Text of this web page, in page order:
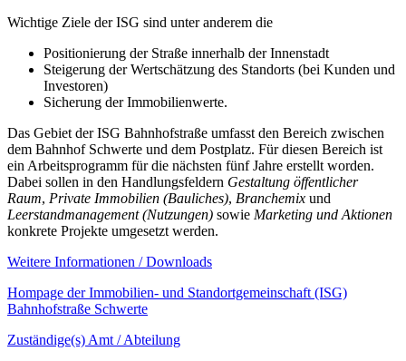
Wichtige Ziele der ISG sind unter anderem die
Positionierung der Straße innerhalb der Innenstadt
Steigerung der Wertschätzung des Standorts (bei Kunden und
Investoren)
Sicherung der Immobilienwerte.
Das Gebiet der ISG Bahnhofstraße umfasst den Bereich zwischen
dem Bahnhof Schwerte und dem Postplatz. Für diesen Bereich ist
ein Arbeitsprogramm für die nächsten fünf Jahre erstellt worden.
Dabei sollen in den Handlungsfeldern Gestaltung öffentlicher
Raum, Private Immobilien (Bauliches), Branchemix und
Leerstandmanagement (Nutzungen) sowie Marketing und Aktionen
konkrete Projekte umgesetzt werden.
Weitere Informationen / Downloads
Hompage der Immobilien- und Standortgemeinschaft (ISG)
Bahnhofstraße Schwerte
Zuständige(s) Amt / Abteilung